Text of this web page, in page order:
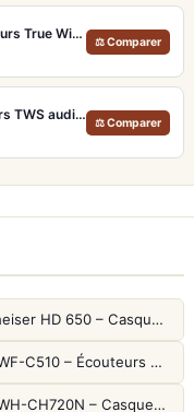
Technics EAH-AZ100 Noir – Écouteurs True Wireless audiophiles avec drivers MFD et autonomie 29h
⚖ Comparer
Noble Audio FoKus Rex5 – Écouteurs TWS audiophiles tribrides
⚖ Comparer
Sennheiser HD 650 – Casque audiophile ouvert pour l'écoute analytique
Sony WF-C510 – Écouteurs True Wireless compacts, autonomie 22h et multipoint
Sony WH-CH720N – Casque ANC 35h, Ultra-léger (192g) avec Processeur V1